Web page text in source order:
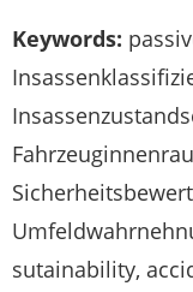
Keywords:
sutainability,